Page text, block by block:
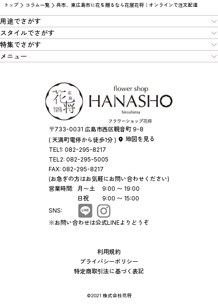
トップ コラム一覧 呉市、東広島市に花を贈るなら花屋花将｜オンラインで注文配達
用途でさがす
スタイルでさがす
特集でさがす
メニュー
〒733-0031 広島市西区観音町 9-8
( 天満町電停から徒歩1分 )
地図を見る
TEL1: 082-295-8217
TEL2: 082-295-5005
FAX: 082-295-8217
(お急ぎの方はお気軽にお問い合わせください)
営業時間:
月〜土
9:00 〜 19:00
日祝
9:00 〜 15:00
SNS:
※お問い合わせは公式LINEよりどうぞ
利用規約
プライバシーポリシー
特定商取引法に基づく表記
©2021 株式会社花将